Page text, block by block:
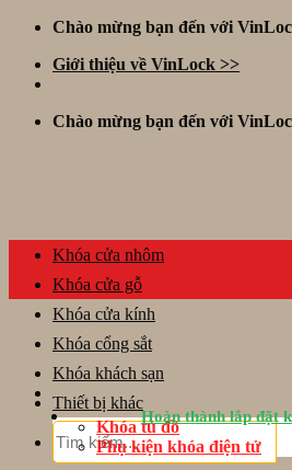
Skip
content
Chào mừng bạn đến với
Giới thiệu về VinLock >>
Chào mừng bạn đến với
Tìm
kiếm:
Khóa cửa nhôm
Khóa cửa gỗ
Khóa cửa kính
Khóa cổng sắt
Khóa khách sạn
Thiết bị khác
Khóa tủ đồ
Phụ kiện khóa điện tử
Hoàn thành lắp đặt